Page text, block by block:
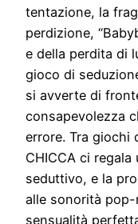
tentazione, la
perdizione,
e della perdita di
gioco di
si avverte di
consapevolezza
errore. Tra giochi
CHICCA ci
seduttivo, e la
alle sonorità
sensualità